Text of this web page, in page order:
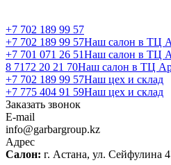
+7 702 189 99 57
+7 702 189 99 57Наш салон в ТЦ
+7 701 071 26 51Наш салон в ТЦ
8 7172 20 21 70Наш салон в ТЦ
+7 702 189 99 57Наш цех и склад
+7 775 404 91 59Наш цех и склад
Заказать звонок
E-mail
info@garbargroup.kz
Адрес
Салон: г. Астана, ул. Сейфулина